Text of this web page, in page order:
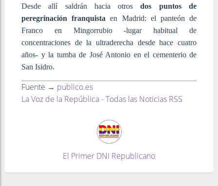
Desde allí saldrán hacia otros dos puntos de
peregrinación franquistaen Madrid: el panteón de
Franco en Mingorrubio -lugar habitual de
concentraciones de la ultraderecha desde hace cuatro
años- y la tumba de José Antonio en el cementerio de
San Isidro.
Fuente → publico.es
La Voz de la República - Todas las Noticias RSS
El Primer DNI Republicano